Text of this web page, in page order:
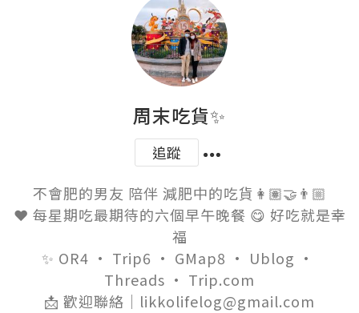
周末吃貨✨
追蹤
不會肥的男友 陪伴 減肥中的吃貨👩🏽‍🤝‍👨🏼
❤️ 每星期吃最期待的六個早午晚餐 😋 好吃就是幸
福
✨ OR4 · Trip6 · GMap8 · Ublog ·
Threads · Trip.com
📩 歡迎聯絡｜likkolifelog@gmail.com